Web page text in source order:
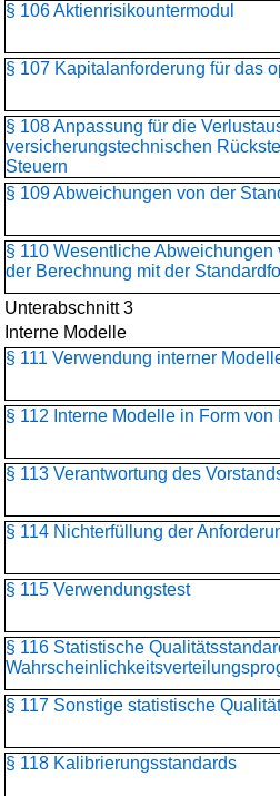
§ 106 Aktienrisikountermodul
§ 107 Kapitalanforderung für das
§ 108 Anpassung für die
versicherungstechnischen
Steuern
§ 109 Abweichungen von der
§ 110 Wesentliche
der Berechnung mit der
Unterabschnitt 3
Interne Modelle
§ 111 Verwendung interner
§ 112 Interne Modelle in Form
§ 113 Verantwortung des
§ 114 Nichterfüllung der
§ 115 Verwendungstest
§ 116 Statistische
§ 117 Sonstige statistische
§ 118 Kalibrierungsstandards